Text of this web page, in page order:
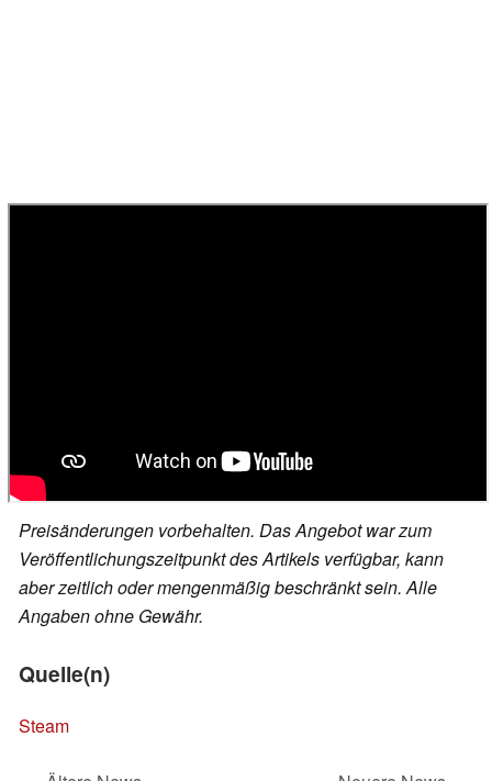
Preisänderungen vorbehalten. Das Angebot war zum
Veröffentlichungszeitpunkt des Artikels verfügbar, kann
aber zeitlich oder mengenmäßig beschränkt sein. Alle
Angaben ohne Gewähr.
Quelle(n)
Steam